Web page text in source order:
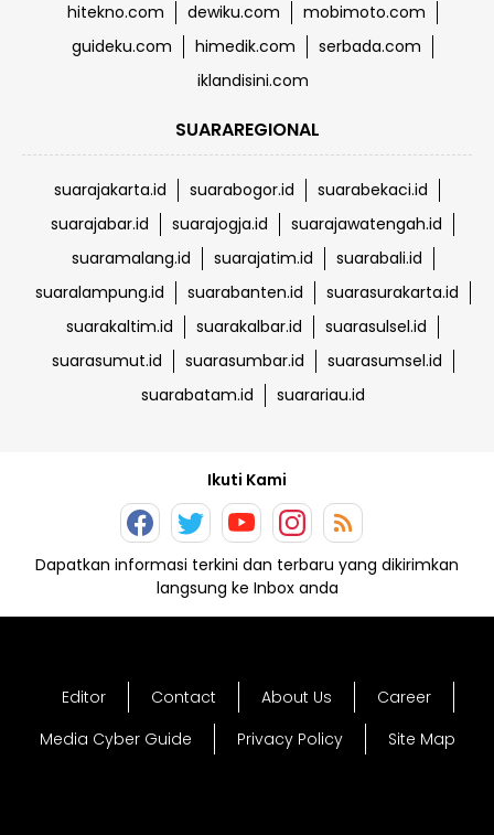
hitekno.com
dewiku.com
mobimoto.com
guideku.com
himedik.com
serbada.com
iklandisini.com
SUARAREGIONAL
suarajakarta.id suarabogor.id
suarabekaci.id
suarajabar.id
suarajogja.id
suarajawatengah.id
suaramalang.id
suarajatim.id
suarabali.id
suaralampung.id
suarabanten.id
suarasurakarta.id
suarakaltim.id
suarakalbar.id
suarasulsel.id
suarasumut.id
suarasumbar.id
suarasumsel.id
suarabatam.id
suarariau.id
Ikuti Kami
Dapatkan informasi terkini dan terbaru yang dikirimkan
langsung ke Inbox anda
Editor Contact About Us
Career
Media Cyber Guide
Privacy Policy Site Map